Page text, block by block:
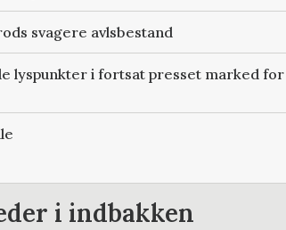
svagere avlsbestand
lyspunkter i fortsat presset marked for
i indbakken